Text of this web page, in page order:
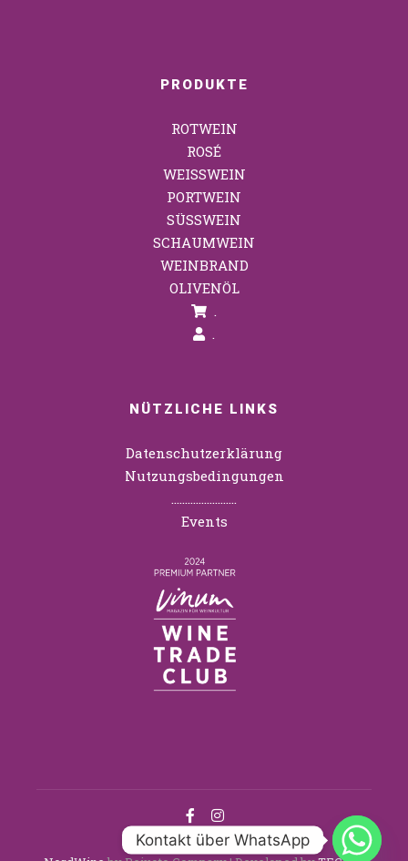
PRODUKTE
ROTWEIN
ROSÉ
WEISSWEIN
PORTWEIN
SÜSSWEIN
SCHAUMWEIN
WEINBRAND
OLIVENÖL
NÜTZLICHE LINKS
Datenschutzerklärung
Nutzungsbedingungen
Events
Kontakt über WhatsApp